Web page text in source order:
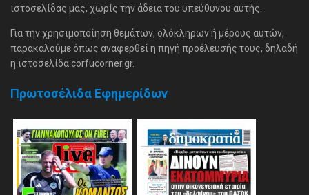
ιστοσελίδας μας, χωρίς την άδεια του υπεύθυνου αυτής.
Για την χρησιμοποίηση θεμάτων, ολόκληρων ή μέρους αυτών,
παρακαλούμε όπως αναφερθεί η πηγή προέλευσής τους, δηλαδή
η ιστοσελίδα corfucorner.gr.
Πρωτοσέλιδα Εφημερίδων